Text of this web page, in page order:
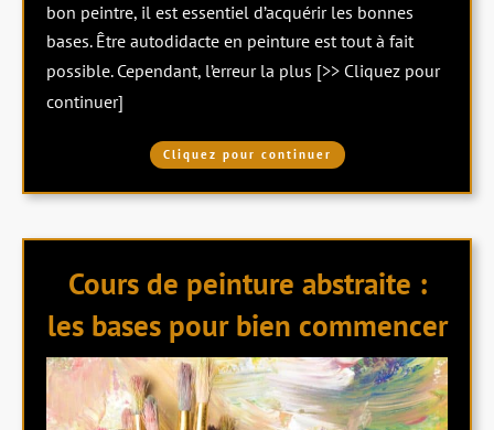
bon peintre, il est essentiel d’acquérir les bonnes
bases. Être autodidacte en peinture est tout à fait
possible. Cependant, l’erreur la plus [>> Cliquez pour
continuer]
Cliquez pour continuer
Cours de peinture abstraite :
les bases pour bien commencer